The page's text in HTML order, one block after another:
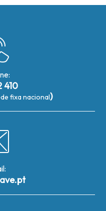
410
fixa nacional)